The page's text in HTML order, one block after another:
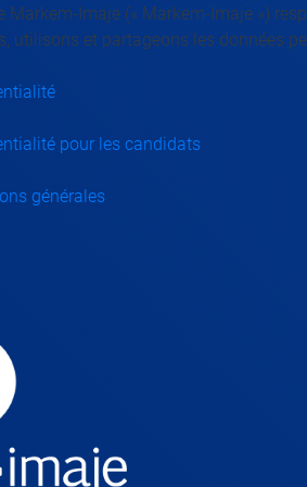
Markem-Imaje (« Markem-Imaje »)
utilisons et partageons les données
pour les candidats
générales